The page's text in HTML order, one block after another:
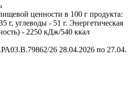
ценности в 100 г продукта:
г, углеводы - 51 г. Энергетическая
- 2250 кДж/540 ккал
26 28.04.2026 по 27.04.